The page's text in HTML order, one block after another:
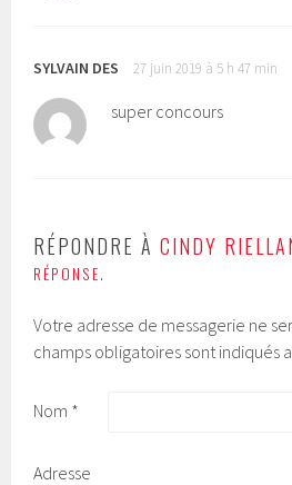
SYLVAIN DES 27 juin 2019 à 5 h 47 min
super concours
RÉPONDRE ÀCINDY
RÉPONSE.
Votre adresse de messagerie ne
champs obligatoires sont indiqués
Nom *
Adresse